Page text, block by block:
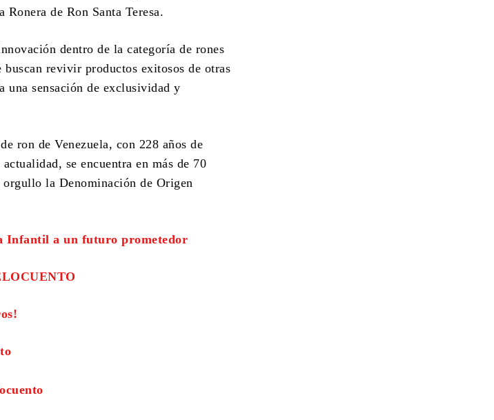
de Ron Santa Teresa.
dentro de la categoría de rones
revivir productos exitosos de otras
una sensación de exclusividad y
ron de Venezuela, con 228 años de
se encuentra en más de 70
orgullo la Denominación de Origen
Infantil a un futuro prometedor